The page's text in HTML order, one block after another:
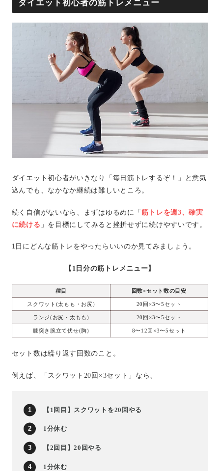
ダイエット初心者の筋トレメニュー
ダイエット初心者がいきなり「毎日筋トレするぞ！」と意気
込んでも、なかなか継続は難しいところ。
続く自信がないなら、まずはゆるめに「筋トレを週3、確実
に続ける 」を目標にしてみると挫折せずに続けやすいです。
1日にどんな筋トレをやったらいいのか見てみましょう。
【1日分の筋トレメニュー】
種目 回数×セット数の目安
スクワット(太もも・お尻) 20回×3〜5セット
ランジ(お尻・太もも) 20回×3〜5セット
膝突き腕立て伏せ(胸) 8〜12回×3〜5セット
セット数は繰り返す回数のこと。
例えば、「スクワット20回×3セット」なら、
【1回目】スクワットを20回やる
1分休む
【2回目】20回やる
1分休む